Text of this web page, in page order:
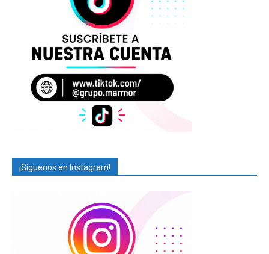
¡Síguenos en Instagram!